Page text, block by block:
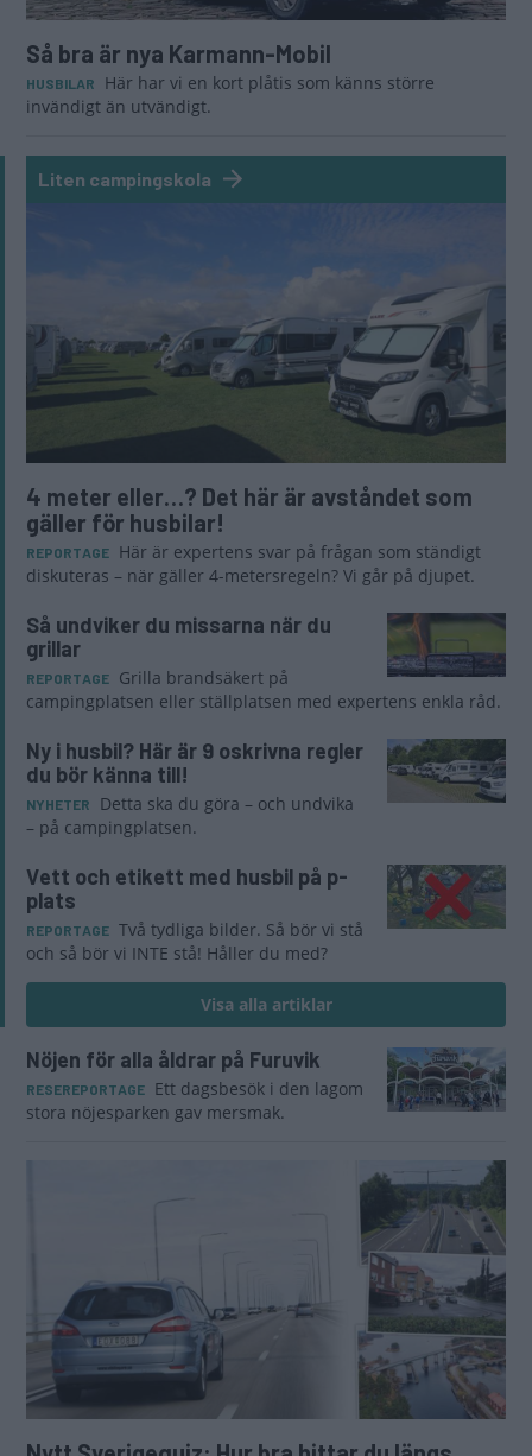
Så bra är nya Karmann-Mobil
HUSBILAR
Här har vi en kort plåtis som känns större
invändigt än utvändigt.
Liten campingskola
4 meter eller…? Det här är avståndet som
gäller för husbilar!
REPORTAGE
Här är expertens svar på frågan som ständigt
diskuteras – när gäller 4-metersregeln? Vi går på djupet.
Så undviker du missarna när du
grillar
REPORTAGE
Grilla brandsäkert på
campingplatsen eller ställplatsen med expertens enkla råd.
Ny i husbil? Här är 9 oskrivna regler
du bör känna till!
NYHETER
Detta ska du göra – och undvika
– på campingplatsen.
Vett och etikett med husbil på p-
plats
REPORTAGE Två tydliga bilder. Så bör vi stå
och så bör vi INTE stå! Håller du med?
Visa alla artiklar
Nöjen för alla åldrar på Furuvik
RESEREPORTAGE
Ett dagsbesök i den lagom
stora nöjesparken gav mersmak.